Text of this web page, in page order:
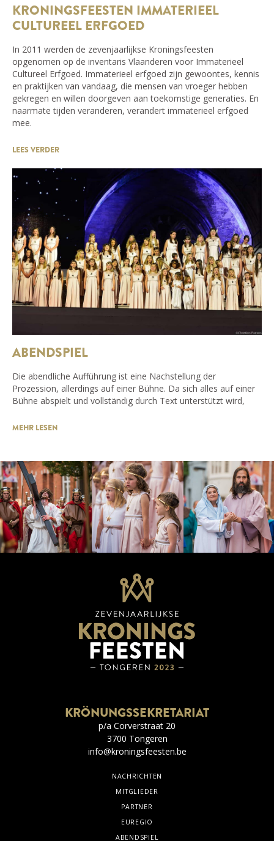
KRONINGSFEESTEN IMMATERIEEL
CULTUREEL ERFGOED
In 2011 werden de zevenjaarlijkse Kroningsfeesten
opgenomen op de inventaris Vlaanderen voor Immaterieel
Cultureel Erfgoed. Immaterieel erfgoed zijn gewoontes, kennis
en praktijken van vandaag, die mensen van vroeger hebben
gekregen en willen doorgeven aan toekomstige generaties. En
naarmate tijden veranderen, verandert immaterieel erfgoed
mee.
LEES VERDER
ABENDSPIEL
Die abendliche Aufführung ist eine Nachstellung der
Prozession, allerdings auf einer Bühne. Da sich alles auf einer
Bühne abspielt und vollständig durch Text unterstützt wird,
MEHR LESEN
KRÖNUNGSSEKRETARIAT
p/a Corverstraat 20
3700 Tongeren
info@kroningsfeesten.be
NACHRICHTEN
MITGLIEDER
PARTNER
EUREGIO
ABENDSPIEL